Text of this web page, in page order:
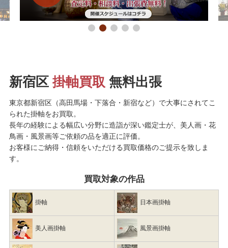
新宿区 掛軸買取 無料出張
東京都新宿区（高田馬場・下落合・新宿など）で大事にされてこ
られた掛軸をお買取。
長年の経験による幅広い分野に造詣が深い鑑定士が、美人画・花
鳥画・風景画等ご依頼の品を適正に評価。
お客様にご納得・信頼をいただける買取価格のご提示を致しま
す。
買取対象の作品
掛軸 日本画掛軸
美人画掛軸 風景画掛軸